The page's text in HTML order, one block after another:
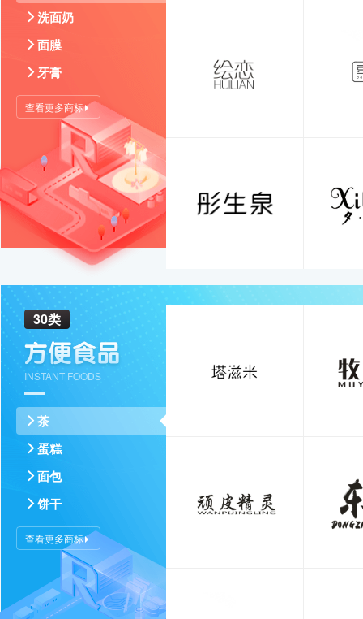
洗面奶
面膜
牙膏
查看更多商标
30类
INSTANT FOODS
茶
蛋糕
面包
饼干
查看更多商标